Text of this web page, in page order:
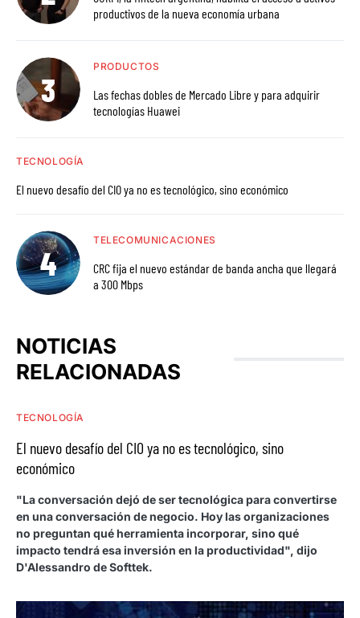
productivos de la nueva economía urbana
PRODUCTOS
Las fechas dobles de Mercado Libre y para adquirir
tecnologías Huawei
TECNOLOGÍA
El nuevo desafío del CIO ya no es tecnológico, sino económico
TELECOMUNICACIONES
CRC fija el nuevo estándar de banda ancha que llegará
a 300 Mbps
NOTICIAS
RELACIONADAS
TECNOLOGÍA
El nuevo desafío del CIO ya no es tecnológico, sino
económico
"La conversación dejó de ser tecnológica para convertirse
en una conversación de negocio. Hoy las organizaciones
no preguntan qué herramienta incorporar, sino qué
impacto tendrá esa inversión en la productividad", dijo
D'Alessandro de Softtek.